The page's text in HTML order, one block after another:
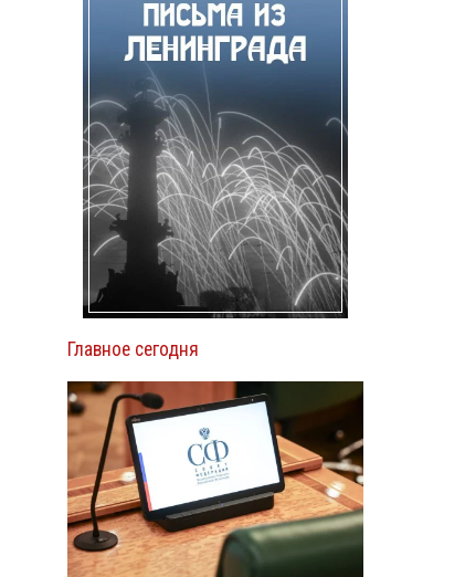
Главное сегодня